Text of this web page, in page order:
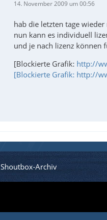
14. November 2009 um 00:56
hab die letzten tage
nun kann es individuell
und je nach lizenz können
[Blockierte Grafik: http://
[Blockierte Grafik: http://
Shoutbox-Archiv